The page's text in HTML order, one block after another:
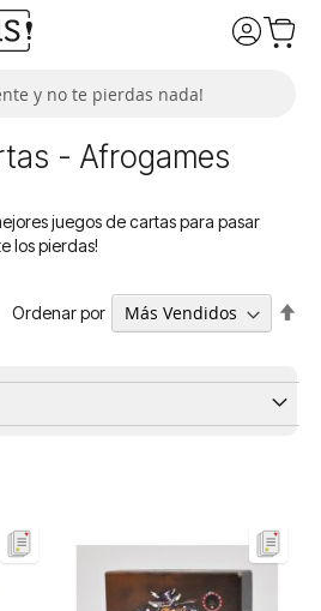
- Afrogames
juegos de cartas para pasar
los pierdas!
Ordenar por